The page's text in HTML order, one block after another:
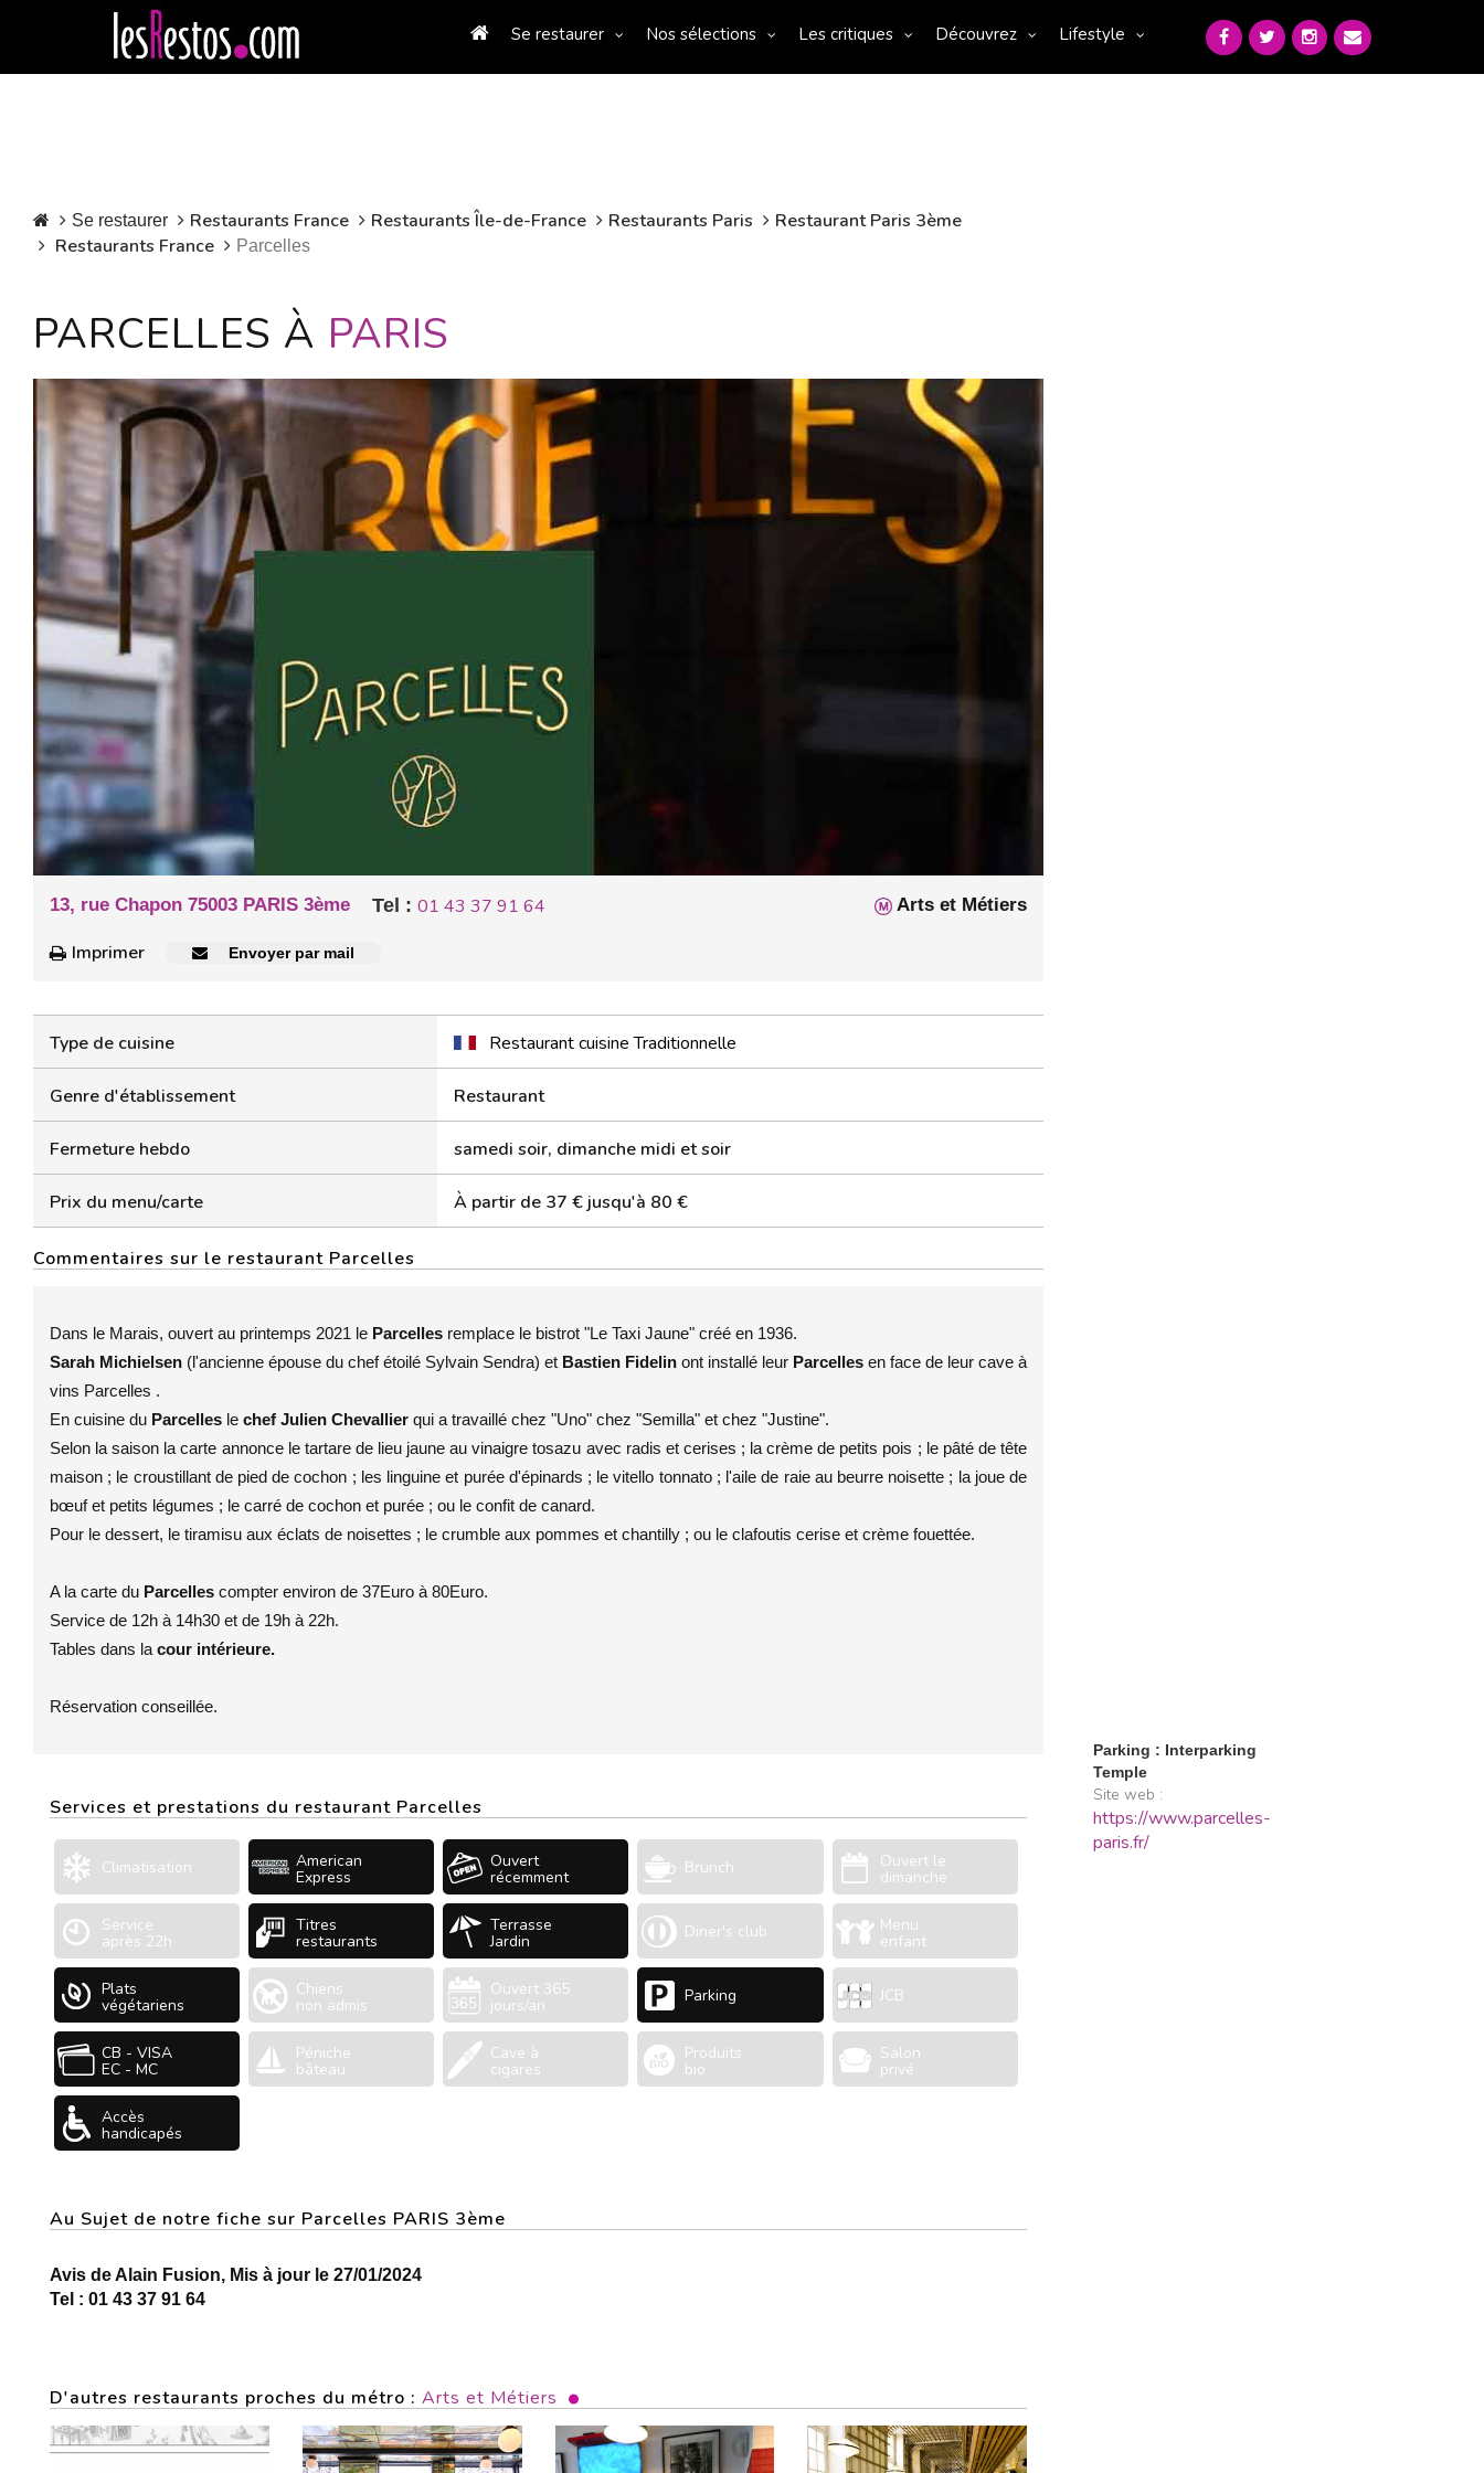
Se restaurer Nos sélections Les critiques Découvrez Lifestyle
Se restaurer Restaurants France Restaurants Île-de-France Restaurants Paris
Restaurant Paris 3ème
Restaurants France
Parcelles
PARCELLES À PARIS
13, rue Chapon 75003 PARIS 3ème Arts et Métiers
Tel : 01 43 37 91 64
Imprimer
Envoyer par mail
Type de cuisine Restaurant cuisine Traditionnelle
Genre d'établissement Restaurant
Fermeture hebdo samedi soir, dimanche midi et soir
Prix du menu/carte À partir de 37 € jusqu'à 80 €
Commentaires sur le restaurant Parcelles
Dans le Marais, ouvert au printemps 2021 le Parcelles remplace le bistrot "Le Taxi Jaune" créé en 1936.
Sarah Michielsen (l'ancienne épouse du chef étoilé Sylvain Sendra) et Bastien Fidelin ont installé leur Parcelles en face de leur cave à
vins Parcelles .
En cuisine du Parcelles le chef Julien Chevallier qui a travaillé chez "Uno" chez "Semilla" et chez "Justine".
Selon la saison la carte annonce le tartare de lieu jaune au vinaigre tosazu avec radis et cerises ; la crème de petits pois ; le pâté de tête
maison ; le croustillant de pied de cochon ; les linguine et purée d'épinards ; le vitello tonnato ; l'aile de raie au beurre noisette ; la joue de
bœuf et petits légumes ; le carré de cochon et purée ; ou le confit de canard.
Pour le dessert, le tiramisu aux éclats de noisettes ; le crumble aux pommes et chantilly ; ou le clafoutis cerise et crème fouettée.
A la carte du Parcelles compter environ de 37Euro à 80Euro.
Service de 12h à 14h30 et de 19h à 22h.
Tables dans la cour intérieure.
Réservation conseillée.
Services et prestations du restaurant Parcelles
Climatisation American
Express
Ouvert
récemment Brunch Ouvert le
dimanche
Service
après 22h
Titres
restaurants
Terrasse
Jardin Diner's club Menu
enfant
Plats
végétariens
Chiens
non admis
Ouvert 365
jours/an Parking JCB
CB - VISA
EC - MC
Péniche
bâteau
Cave à
cigares
Produits
bio
Salon
privé
Accès
handicapés
Au Sujet de notre fiche sur Parcelles PARIS 3ème
Avis de Alain Fusion, Mis à jour le 27/01/2024
Tel : 01 43 37 91 64
D'autres restaurants proches du métro : Arts et Métiers
Parking : Interparking
Temple
Site web :
https://www.parcelles-
paris.fr/